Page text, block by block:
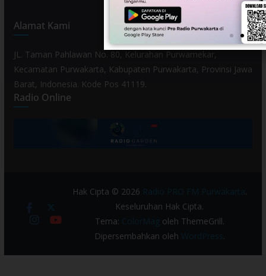
Alamat Kami
JL. Taman Pahlawan No. 80, Kelurahan Purwamekar,
Kecamatan Purwakarta, Kabupaten Purwakarta, Provinsi Jawa
Barat, Indonesia. Kode Pos 41119.
Radio Online
Hak Cipta © 2026 Radio PRO FM Purwakarta.
Keseluruhan Hak Cipta.
Tema: ColorMagoleh ThemeGrill.
Dipersembahkan oleh WordPress .